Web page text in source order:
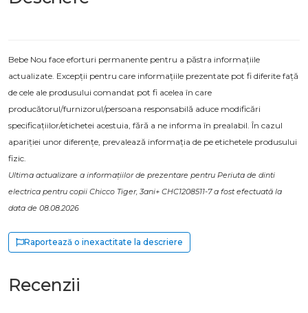
Bebe Nou face eforturi permanente pentru a păstra informațiile
actualizate. Excepții pentru care informațiile prezentate pot fi diferite față
de cele ale produsului comandat pot fi acelea în care
producătorul/furnizorul/persoana responsabilă aduce modificări
specificațiilor/etichetei acestuia, fără a ne informa în prealabil. În cazul
apariției unor diferențe, prevalează informația de pe etichetele produsului
fizic.
Ultima actualizare a informațiilor de prezentare pentru Periuta de dinti
electrica pentru copii Chicco Tiger, 3ani+ CHC1208511-7 a fost efectuată la
data de 08.08.2026
Raportează o inexactitate la descriere
Recenzii